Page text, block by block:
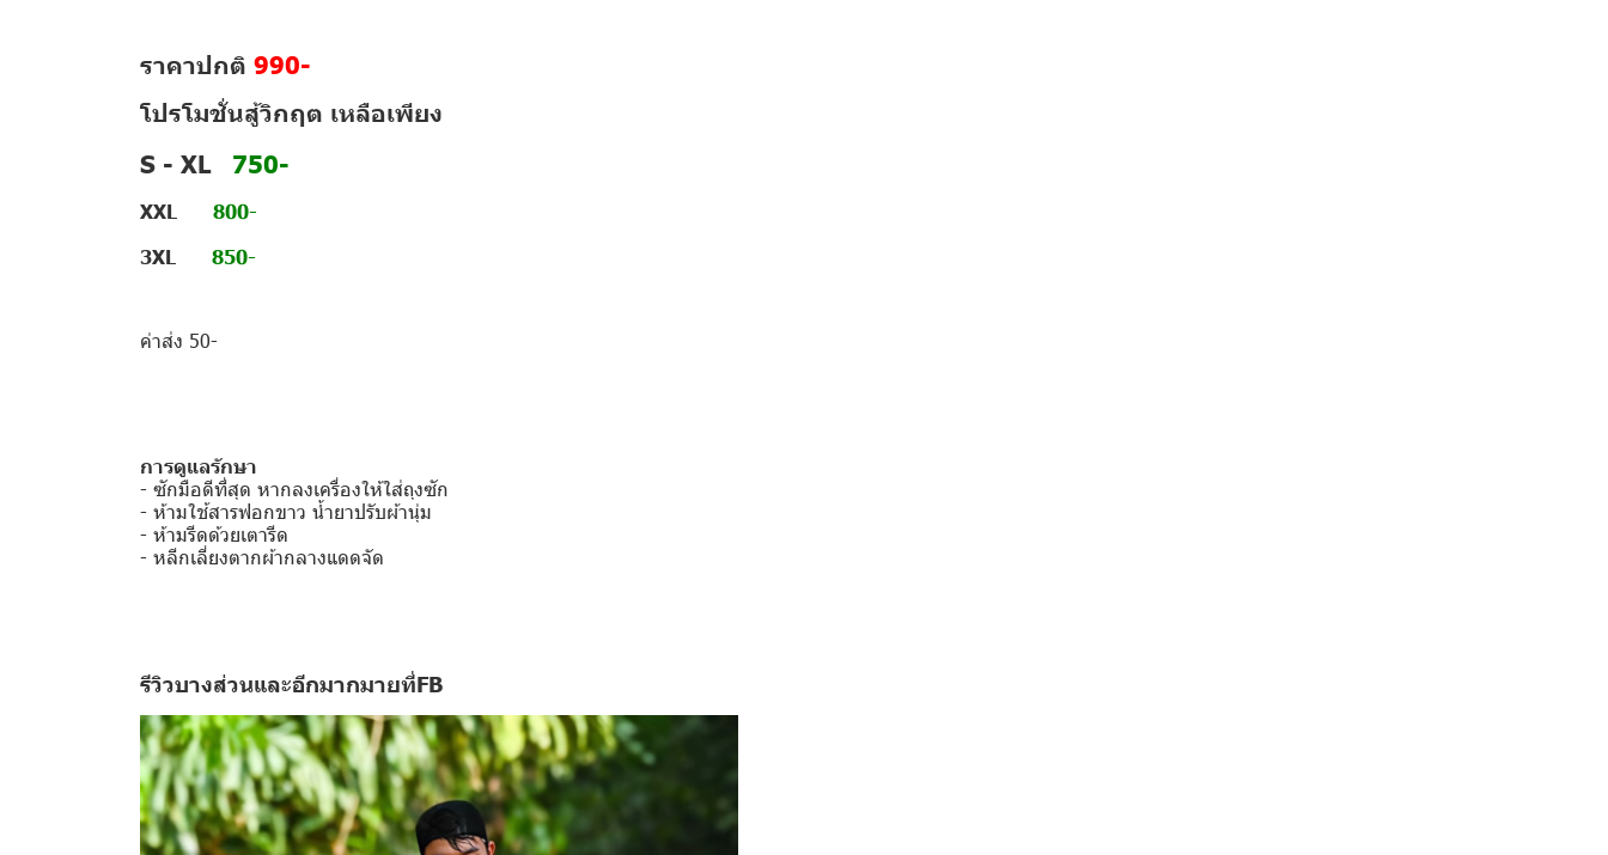
ราคาปกติ 990-
โปรโมชั่นสู้วิกฤต เหลือเพียง
S - XL 750-
XXL 800-
3XL 850-
ค่าส่ง 50-
การดูแลรักษา
- ซักมือดีที่สุด หากลงเครื่องให้ใส่ถุงซัก
- ห้ามใช้สารฟอกขาว น้ำยาปรับผ้านุ่ม
- ห้ามรีดด้วยเตารีด
- หลีกเลี่ยงตากผ้ากลางแดดจัด
รีวิวบางส่วนและอีกมากมายที่FB